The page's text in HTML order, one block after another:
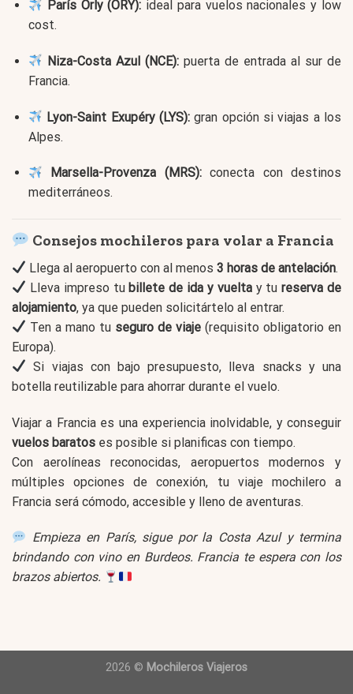
París Orly (ORY): ideal para vuelos nacionales y low
cost.
Niza-Costa Azul (NCE): puerta de entrada al sur de
Francia.
Lyon-Saint Exupéry (LYS): gran opción si viajas a los
Alpes.
Marsella-Provenza (MRS):conecta con destinos
mediterráneos.
Consejos mochileros para volar a Francia
Llega al aeropuerto con al menos3 horas de antelación.
Lleva impreso tu billete de ida y vueltay tureserva de
alojamiento, ya que pueden solicitártelo al entrar.
Ten a mano tu seguro de viaje (requisito obligatorio en
Europa).
Si viajas con bajo presupuesto, lleva snacks y una
botella reutilizable para ahorrar durante el vuelo.
Viajar a Francia es una experiencia inolvidable, y conseguir
vuelos baratos es posible si planificas con tiempo.
Con aerolíneas reconocidas, aeropuertos modernos y
múltiples opciones de conexión, tu viaje mochilero a
Francia será cómodo, accesible y lleno de aventuras.
Empieza en París, sigue por la Costa Azul y termina
brindando con vino en Burdeos. Francia te espera con los
brazos abiertos.
2026 © Mochileros Viajeros